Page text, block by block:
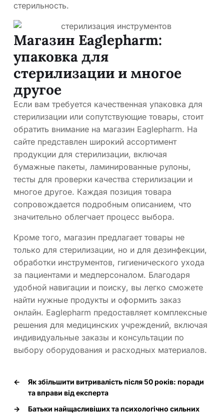
стерильность.
Магазин Eaglepharm:
упаковка для
стерилизации и многое
другое
Если вам требуется качественная упаковка для
стерилизации или сопутствующие товары, стоит
обратить внимание на магазин Eaglepharm. На
сайте представлен широкий ассортимент
продукции для стерилизации, включая
бумажные пакеты, ламинированные рулоны,
тесты для проверки качества стерилизации и
многое другое. Каждая позиция товара
сопровождается подробным описанием, что
значительно облегчает процесс выбора.
Кроме того, магазин предлагает товары не
только для стерилизации, но и для дезинфекции,
обработки инструментов, гигиенического ухода
за пациентами и медперсоналом. Благодаря
удобной навигации и поиску, вы легко сможете
найти нужные продукты и оформить заказ
онлайн. Eaglepharm предоставляет комплексные
решения для медицинских учреждений, включая
индивидуальные заказы и консультации по
выбору оборудования и расходных материалов.
←
Як збільшити витривалість після 50 років: поради
та вправи від експерта
→
Батьки найщасливіших та психологічно сильних